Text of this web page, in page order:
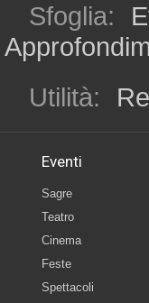
Sfoglia:
Utilità:
Eventi
Sagre
Teatro
Cinema
Feste
Spettacoli